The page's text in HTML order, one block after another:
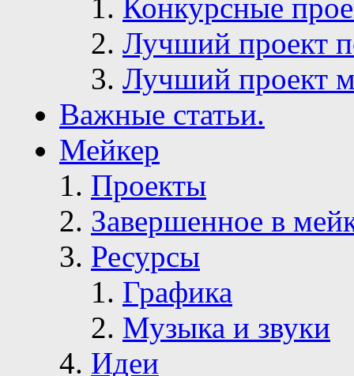
Конкурсные
Лучший проект
Лучший проект
Важные статьи.
Мейкер
Проекты
Завершенное в
Ресурсы
Графика
Музыка и звуки
Идеи